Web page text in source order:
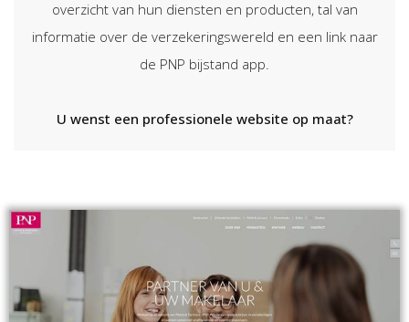
overzicht van hun diensten en producten, tal van
informatie over de verzekeringswereld en een link naar
de PNP bijstand app.
U wenst een professionele website op maat?